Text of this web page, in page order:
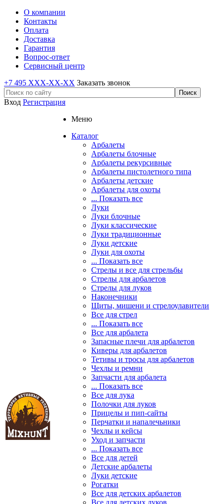
О компании
Контакты
Оплата
Доставка
Гарантия
Вопрос-ответ
Сервисный центр
+7 495 XXX-XX-XX Заказать звонок
Вход Регистрация
Меню
Каталог
Арбалеты
Арбалеты блочные
Арбалеты рекурсивные
Арбалеты пистолетного типа
Арбалеты детские
Арбалеты для охоты
... Показать все
Луки
Луки блочные
Луки классические
Луки традиционные
Луки детские
Луки для охоты
... Показать все
Стрелы и все для стрельбы
Стрелы для арбалетов
Стрелы для луков
Наконечники
Щиты, мишени и стрелоулавители
Все для стрел
... Показать все
Все для арбалета
Запасные плечи для арбалетов
Киверы для арбалетов
Тетивы и тросы для арбалетов
Чехлы и ремни
Запчасти для арбалета
... Показать все
Все для лука
Полочки для луков
Прицелы и пип-сайты
Перчатки и напалечьники
Чехлы и кейсы
Уход и запчасти
... Показать все
Все для детей
Детские арбалеты
Луки детские
Рогатки
Все для детских арбалетов
Все для детских луков